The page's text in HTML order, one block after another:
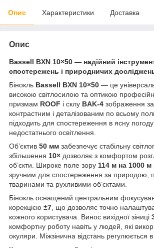
Опис Характеристики Доставка
Опис
Bassell BXN 10×50 — надійний
спостережень і природничих
Бінокль Bassell BXN 10×50 — це
високою світлосилою та оптикою
призмам ROOF і склу BAK-4 зображення
контрастним і деталізованим по всьому
підходить для спостереження в ясну
недостатнього освітлення.
Об’єктив 50 мм забезпечує стабільну
збільшення 10× дозволяє з комфортом
об’єкти. Широке поле зору 114 м на 1000 м
зручним для спостереження за природою,
тваринами та рухливими об’єктами.
Бінокль оснащений центральним
корекцією ±7 , що дозволяє точно
кожного користувача. Винос вихідної зіниці
комфортну роботу навіть у людей, які
окуляри. Міжзінична відстань регулюється